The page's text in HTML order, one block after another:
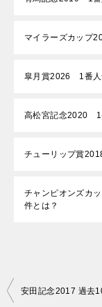
マイラーズカップ
皐月賞2026 1番人
高松宮記念2020 1
チューリップ賞
チャンピオンズカ
件とは？
投